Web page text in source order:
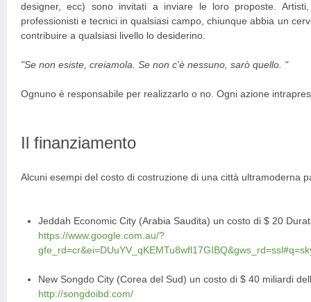
designer, ecc) sono invitati a inviare le loro proposte.
professionisti e tecnici in qualsiasi campo, chiunque abbia un
contribuire a qualsiasi livello lo desiderino.
"Se non esiste, creiamola. Se non c'è nessuno, sarò quello. "
Ognuno è responsabile per realizzarlo o no. Ogni azione
Il finanziamento
Alcuni esempi del costo di costruzione di una città ultramoderna
Jeddah Economic City (Arabia Saudita) un costo di $ 20
https://www.google.com.au/?
New Songdo City (Corea del Sud) un costo di $ 40 miliardi
http://songdoibd.com/